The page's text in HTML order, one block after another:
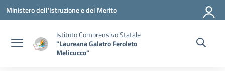
Vai ai contenuti
Vai al menu di navigazione
Vai al footer
Ministero dell'Istruzione e del Merito
Istituto Comprensivo Statale
"Laureana Galatro Feroleto
Melicucco"